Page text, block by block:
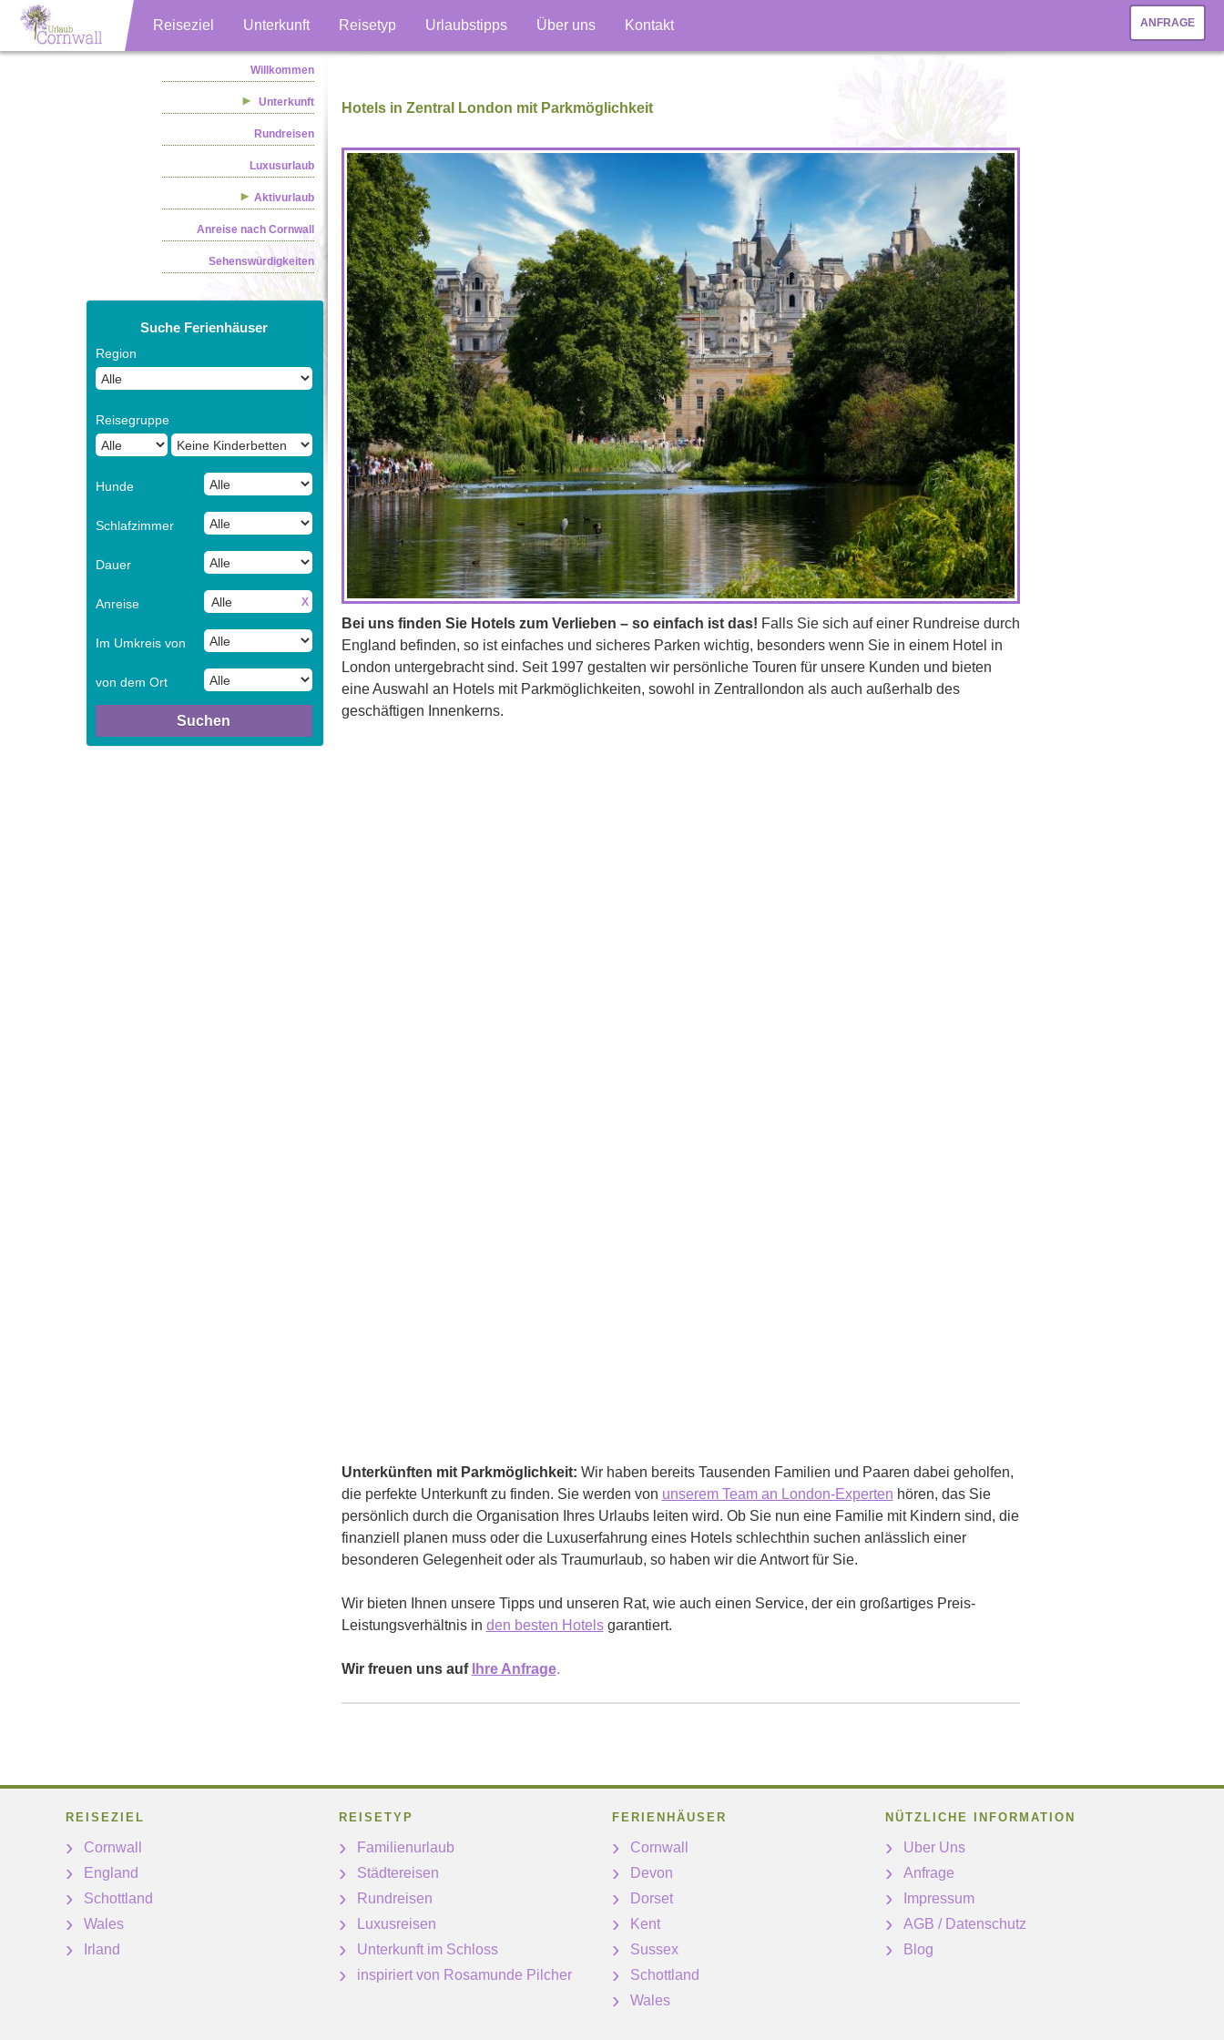
ANFRAGE
Reiseziel Unterkunft Reisetyp Urlaubstipps Über uns Kontakt
Willkommen
Unterkunft
Rundreisen
Luxusurlaub
Aktivurlaub
Anreise nach Cornwall
Sehenswürdigkeiten
Suche Ferienhäuser
Region
Reisegruppe
Hunde
Schlafzimmer
Dauer
Anreise X
Im Umkreis von
von dem Ort
Suchen
Hotels in Zentral London mit Parkmöglichkeit
Bei uns finden Sie Hotels zum Verlieben – so einfach ist das! Falls Sie sich auf einer Rundreise durch
England befinden, so ist einfaches und sicheres Parken wichtig, besonders wenn Sie in einem Hotel in
London untergebracht sind. Seit 1997 gestalten wir persönliche Touren für unsere Kunden und bieten
eine Auswahl an Hotels mit Parkmöglichkeiten, sowohl in Zentrallondon als auch außerhalb des
geschäftigen Innenkerns.
Unterkünften mit Parkmöglichkeit: Wir haben bereits Tausenden Familien und Paaren dabei geholfen,
die perfekte Unterkunft zu finden. Sie werden von unserem Team an London-Experten hören, das Sie
persönlich durch die Organisation Ihres Urlaubs leiten wird. Ob Sie nun eine Familie mit Kindern sind, die
finanziell planen muss oder die Luxuserfahrung eines Hotels schlechthin suchen anlässlich einer
besonderen Gelegenheit oder als Traumurlaub, so haben wir die Antwort für Sie.
Wir bieten Ihnen unsere Tipps und unseren Rat, wie auch einen Service, der ein großartiges Preis-
Leistungsverhältnis in den besten Hotelsgarantiert.
Wir freuen uns auf Ihre Anfrage.
REISEZIEL
Cornwall
England
Schottland
Wales
Irland
REISETYP
Familienurlaub
Städtereisen
Rundreisen
Luxusreisen
Unterkunft im Schloss
inspiriert von Rosamunde Pilcher
FERIENHÄUSER
Cornwall
Devon
Dorset
Kent
Sussex
Schottland
Wales
NÜTZLICHE INFORMATION
Uber Uns
Anfrage
Impressum
AGB / Datenschutz
Blog